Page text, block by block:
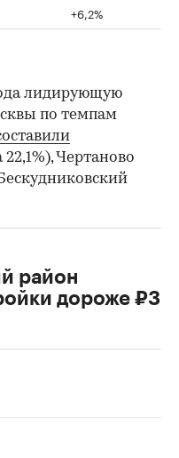
+6,2%
лидирующую
по темпам
Чертаново
район
дороже ₽3